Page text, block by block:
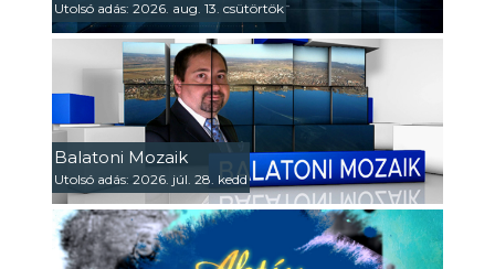
Utolsó adás: 2026. aug. 13. csütörtök
Balatoni Mozaik
Utolsó adás: 2026. júl. 28. kedd